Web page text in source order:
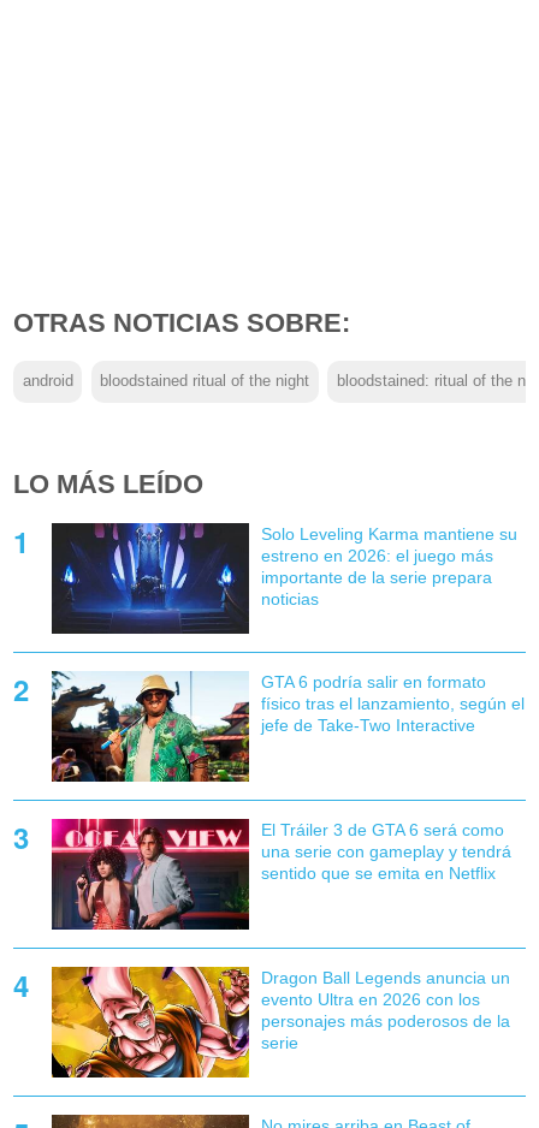
OTRAS NOTICIAS SOBRE:
android bloodstained ritual of the night bloodstained: ritual of the
LO MÁS LEÍDO
Solo Leveling Karma mantiene su
estreno en 2026: el juego más
importante de la serie prepara
noticias
GTA 6 podría salir en formato
físico tras el lanzamiento, según el
jefe de Take-Two Interactive
El Tráiler 3 de GTA 6 será como
una serie con gameplay y tendrá
sentido que se emita en Netflix
Dragon Ball Legends anuncia un
evento Ultra en 2026 con los
personajes más poderosos de la
serie